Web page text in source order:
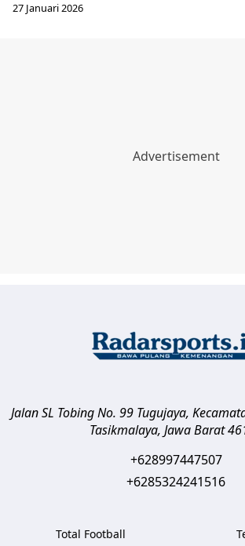
27 Januari 2026
Jalan SL Tobing No. 99 Tugujaya,
Tasikmalaya, Jawa Barat
+628997447507
+6285324241516
Total Football